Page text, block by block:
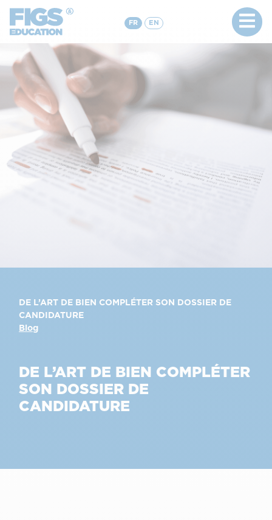
FR EN
DE L’ART DE BIEN COMPLÉTER SON DOSSIER DE
CANDIDATURE
Blog
DE L’ART DE BIEN COMPLÉTER
SON DOSSIER DE
CANDIDATURE